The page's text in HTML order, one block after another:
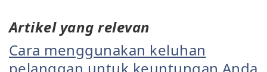
Artikel yang relevan
Cara menggunakan keluhan